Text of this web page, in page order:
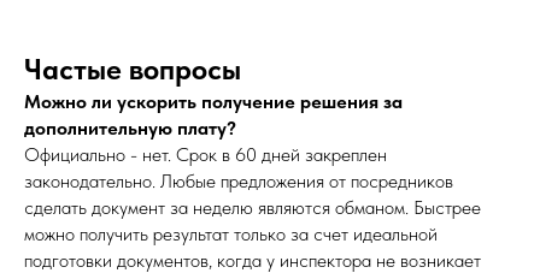
Частые вопросы
Можно ли ускорить получение решения за
дополнительную плату?
Официально - нет. Срок в 60 дней закреплен
законодательно. Любые предложения от посредников
сделать документ за неделю являются обманом. Быстрее
можно получить результат только за счет идеальной
подготовки документов, когда у инспектора не возникает